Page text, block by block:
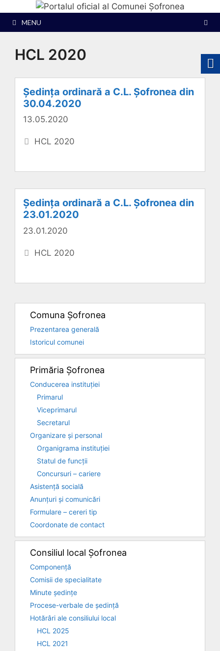
conținut
MENU
HCL 2020
Ședința ordinară a C.L. Șofronea din
30.04.2020
13.05.2020
Categorii
HCL 2020
Ședința ordinară a C.L. Șofronea din
23.01.2020
23.01.2020
Categorii
HCL 2020
Comuna Șofronea
Prezentarea generală
Istoricul comunei
Primăria Șofronea
Conducerea instituției
Primarul
Viceprimarul
Secretarul
Organizare și personal
Organigrama instituției
Statul de funcții
Concursuri – cariere
Asistență socială
Anunțuri și comunicări
Formulare – cereri tip
Coordonate de contact
Consiliul local Șofronea
Componență
Comisii de specialitate
Minute ședințe
Procese-verbale de ședință
Hotărâri ale consiliului local
HCL 2025
HCL 2021